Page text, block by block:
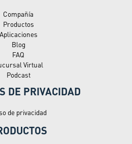
Compañía
Productos
Aplicaciones
Blog
FAQ
Virtual
Podcast
DE PRIVACIDAD
de privacidad